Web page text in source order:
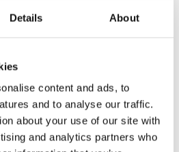
Details About
content and ads, to
and to analyse our traffic.
about your use of our site with
and analytics partners who
120 mm
148 mm